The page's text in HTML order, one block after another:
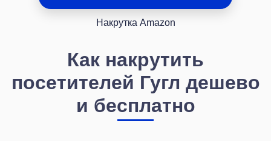
Накрутка Amazon
Как накрутить
посетителей Гугл дешево
и бесплатно